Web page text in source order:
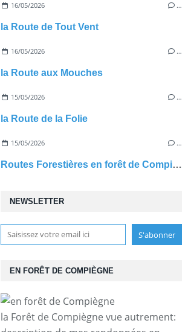
NEWSLETTER
EN FORÊT DE COMPIÈGNE
la Forêt de Compiègne vue autrement:
16/05/2026 …
la Route de Tout Vent
16/05/2026 …
la Route aux Mouches
15/05/2026 …
la Route de la Folie
15/05/2026 …
Routes Forestières en forêt de Compiègne